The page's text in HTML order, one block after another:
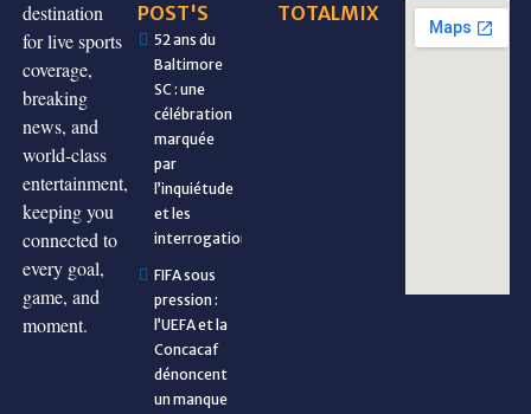
destination
for live sports
coverage,
breaking
news, and
world-class
entertainment,
keeping you
connected to
every goal,
game, and
moment.
POST'S
52 ans du
Baltimore
SC : une
célébration
marquée
par
l’inquiétude
et les
interrogations
FIFA sous
pression :
l’UEFA et la
Concacaf
dénoncent
un manque
TOTALMIX